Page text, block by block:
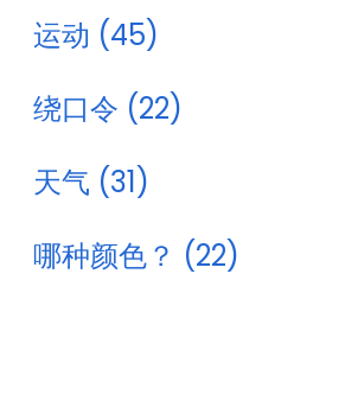
运动 (45)
绕口令 (22)
天气 (31)
哪种颜色？ (22)